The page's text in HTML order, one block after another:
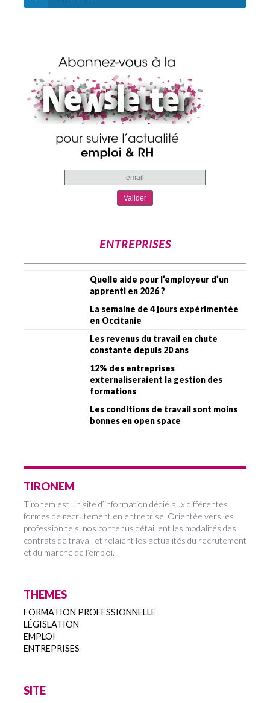
ENTREPRISES
Quelle aide pour l’employeur d’un
apprenti en 2026 ?
La semaine de 4 jours expérimentée
en Occitanie
Les revenus du travail en chute
constante depuis 20 ans
12% des entreprises
externaliseraient la gestion des
formations
Les conditions de travail sont moins
bonnes en open space
TIRONEM
Tironem est un site d’information dédié aux différentes
formes de recrutement en entreprise. Orientée vers les
professionnels, nos contenus détaillent les modalités des
contrats de travail et relaient les actualités du recrutement
et du marché de l’emploi.
THEMES
FORMATION PROFESSIONNELLE
LÉGISLATION
EMPLOI
ENTREPRISES
SITE